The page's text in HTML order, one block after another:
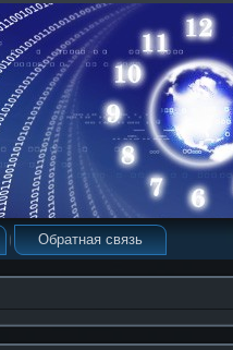
Обратная связь